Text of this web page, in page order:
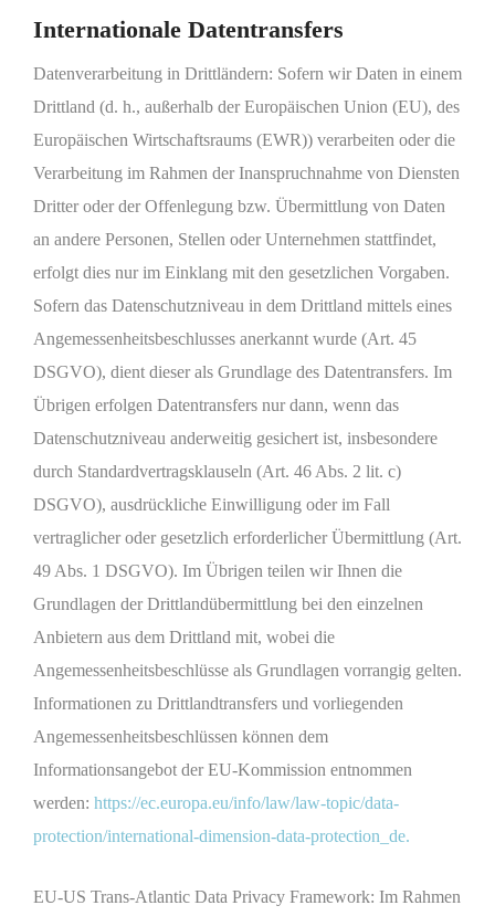
Internationale Datentransfers
Datenverarbeitung in Drittländern: Sofern wir Daten in einem
Drittland (d. h., außerhalb der Europäischen Union (EU), des
Europäischen Wirtschaftsraums (EWR)) verarbeiten oder die
Verarbeitung im Rahmen der Inanspruchnahme von Diensten
Dritter oder der Offenlegung bzw. Übermittlung von Daten
an andere Personen, Stellen oder Unternehmen stattfindet,
erfolgt dies nur im Einklang mit den gesetzlichen Vorgaben.
Sofern das Datenschutzniveau in dem Drittland mittels eines
Angemessenheitsbeschlusses anerkannt wurde (Art. 45
DSGVO), dient dieser als Grundlage des Datentransfers. Im
Übrigen erfolgen Datentransfers nur dann, wenn das
Datenschutzniveau anderweitig gesichert ist, insbesondere
durch Standardvertragsklauseln (Art. 46 Abs. 2 lit. c)
DSGVO), ausdrückliche Einwilligung oder im Fall
vertraglicher oder gesetzlich erforderlicher Übermittlung (Art.
49 Abs. 1 DSGVO). Im Übrigen teilen wir Ihnen die
Grundlagen der Drittlandübermittlung bei den einzelnen
Anbietern aus dem Drittland mit, wobei die
Angemessenheitsbeschlüsse als Grundlagen vorrangig gelten.
Informationen zu Drittlandtransfers und vorliegenden
Angemessenheitsbeschlüssen können dem
Informationsangebot der EU-Kommission entnommen
werden: https://ec.europa.eu/info/law/law-topic/data-
protection/international-dimension-data-protection_de.
EU-US Trans-Atlantic Data Privacy Framework: Im Rahmen